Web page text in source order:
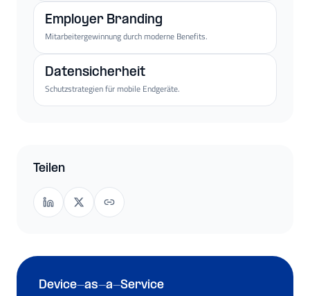
Employer Branding
Mitarbeitergewinnung durch moderne Benefits.
Datensicherheit
Schutzstrategien für mobile Endgeräte.
Teilen
Device-as-a-Service